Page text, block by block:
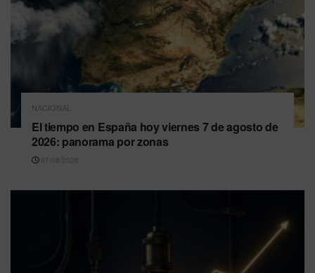
NACIONAL
El tiempo en España hoy viernes 7 de agosto de
2026: panorama por zonas
07/08/2026